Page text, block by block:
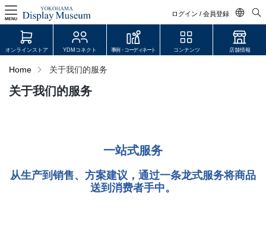
ログイン / 会員登録
日本語
MENU
ログイン・会員登録
会員登録・取引申請
オンラインストア YDMコネクト 事例・コーディネート コンテンツ 店舗情報
Home 关于我们的服务
关于我们的服务
一站式服务
从生产到销售、方案建议，通过一条龙式服务将商品
送到消费者手中。